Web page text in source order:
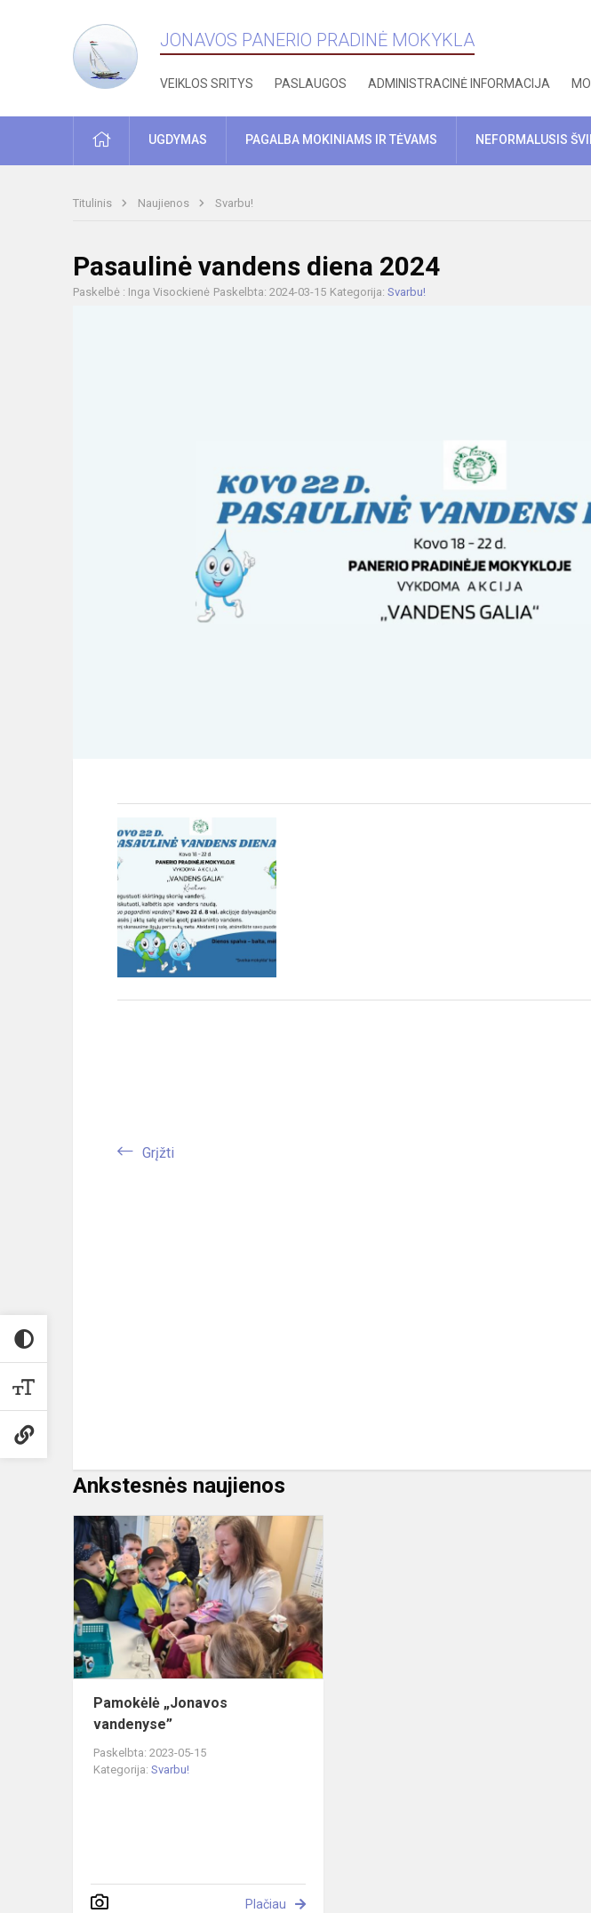
JONAVOS PANERIO PRADINĖ MOKYKLA
VEIKLOS SRITYS PASLAUGOS ADMINISTRACINĖ INFORMACIJA
PRADŽIAUGDYMAS PAGALBA MOKINIAMS IR TĖVAMS NEFORMALUSIS
Titulinis Naujienos Svarbu!
Pasaulinė vandens diena 2024
Paskelbė : Inga Visockienė Paskelbta: 2024-03-15 Kategorija: Svarbu!
Grįžti
Ankstesnės naujienos
Pamokėlė
„Jonavos
vandenyse”
Pamokėlė „Jonavos
vandenyse”
Paskelbta: 2023-05-15
Kategorija: Svarbu!
Plačiau